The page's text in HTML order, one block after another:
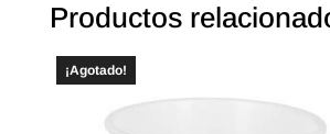
Productos
¡Agotado!